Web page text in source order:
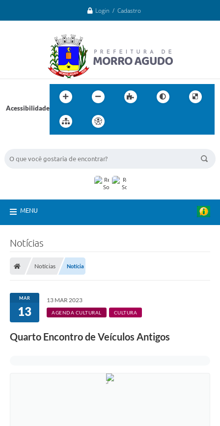
Login / Cadastro
Acessibilidade
MENU
Notícias
Notícias Notícia
MAR
13
13 MAR 2023
AGENDA CULTURAL CULTURA
Quarto Encontro de Veículos Antigos